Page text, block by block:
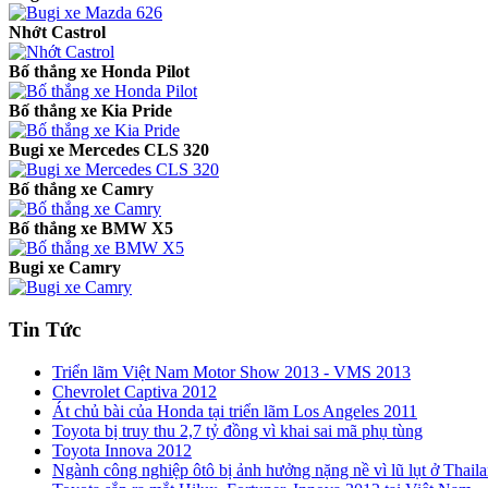
Nhớt Castrol
Bố thắng xe Honda Pilot
Bố thắng xe Kia Pride
Bugi xe Mercedes CLS 320
Bố thắng xe Camry
Bố thắng xe BMW X5
Bugi xe Camry
Tin Tức
Triển lãm Việt Nam Motor Show 2013 - VMS 2013
Chevrolet Captiva 2012
Át chủ bài của Honda tại triển lãm Los Angeles 2011
Toyota bị truy thu 2,7 tỷ đồng vì khai sai mã phụ tùng
Toyota Innova 2012
Ngành công nghiệp ôtô bị ảnh hưởng nặng nề vì lũ lụt ở